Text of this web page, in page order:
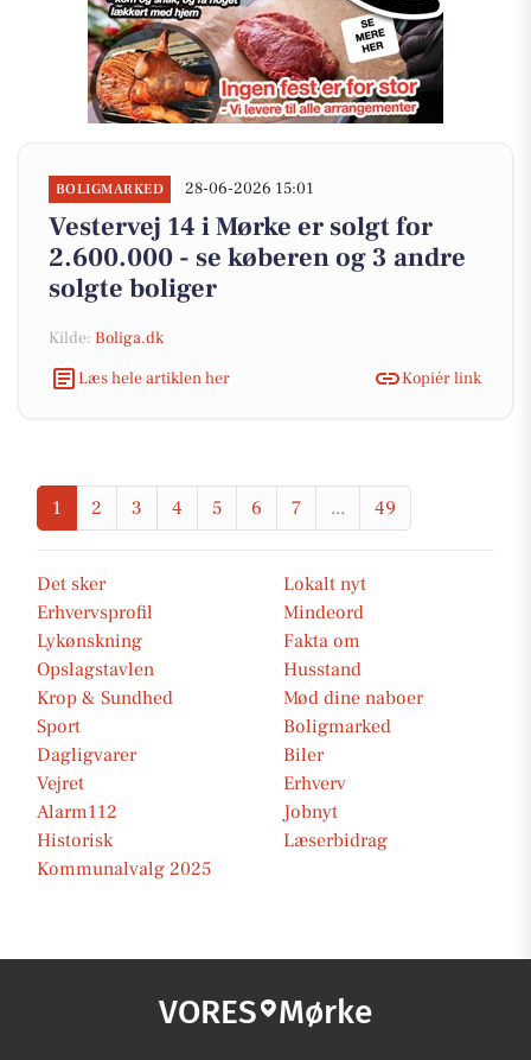
BOLIGMARKED 28-06-2026 15:01
Vestervej 14 i Mørke er solgt for
2.600.000 - se køberen og 3 andre
solgte boliger
Kilde: Boliga.dk
Læs hele artiklen her
Kopiér link
1 2 3 4 5 6 7 ... 49
Det sker
Lokalt nyt
Erhvervsprofil
Mindeord
Lykønskning
Fakta om
Opslagstavlen
Husstand
Krop & Sundhed
Mød dine naboer
Sport
Boligmarked
Dagligvarer
Biler
Vejret
Erhverv
Alarm112
Jobnyt
Historisk
Læserbidrag
Kommunalvalg 2025
VORES Mørke